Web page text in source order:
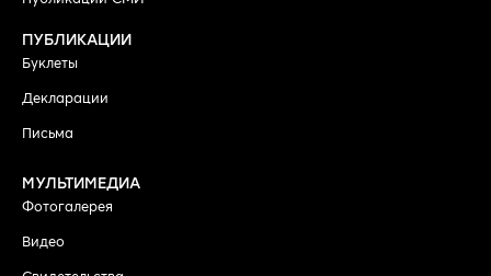
ПУБЛИКАЦИИ
Буклеты
Декларации
Письма
МУЛЬТИМЕДИА
Фотогалерея
Видео